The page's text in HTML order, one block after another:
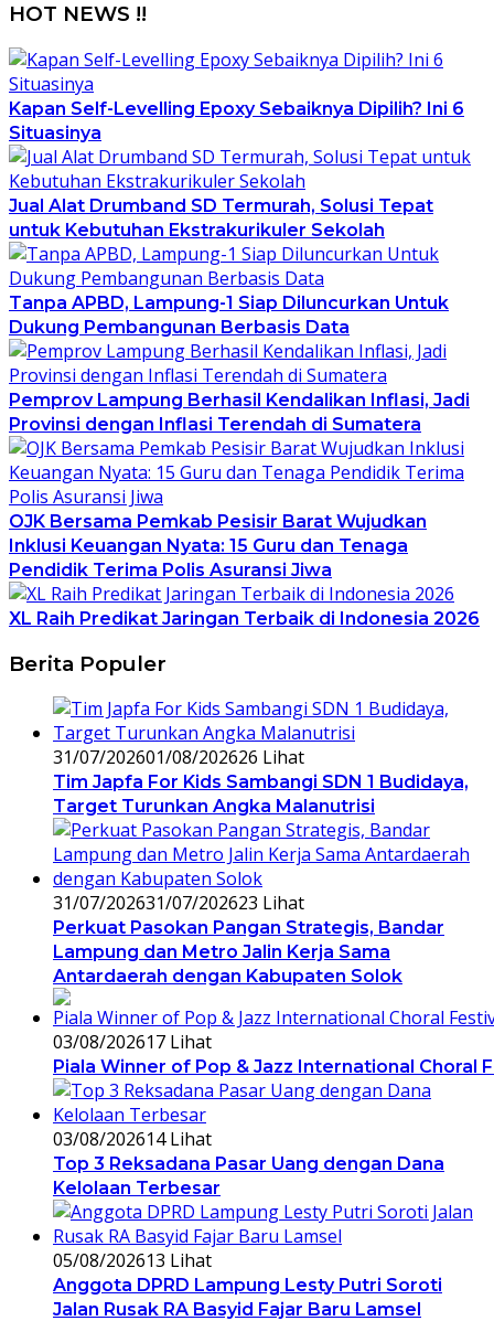
HOT NEWS !!
Kapan Self-Levelling Epoxy Sebaiknya Dipilih? Ini 6
Situasinya
Jual Alat Drumband SD Termurah, Solusi Tepat
untuk Kebutuhan Ekstrakurikuler Sekolah
Tanpa APBD, Lampung-1 Siap Diluncurkan Untuk
Dukung Pembangunan Berbasis Data
Pemprov Lampung Berhasil Kendalikan Inflasi, Jadi
Provinsi dengan Inflasi Terendah di Sumatera
OJK Bersama Pemkab Pesisir Barat Wujudkan
Inklusi Keuangan Nyata: 15 Guru dan Tenaga
Pendidik Terima Polis Asuransi Jiwa
XL Raih Predikat Jaringan Terbaik di Indonesia 2026
Berita Populer
31/07/202601/08/202626 Lihat
Tim Japfa For Kids Sambangi SDN 1 Budidaya,
Target Turunkan Angka Malanutrisi
31/07/202631/07/202623 Lihat
Perkuat Pasokan Pangan Strategis, Bandar
Lampung dan Metro Jalin Kerja Sama
Antardaerah dengan Kabupaten Solok
03/08/202617 Lihat
Piala Winner of Pop & Jazz International Choral
03/08/202614 Lihat
Top 3 Reksadana Pasar Uang dengan Dana
Kelolaan Terbesar
05/08/202613 Lihat
Anggota DPRD Lampung Lesty Putri Soroti
Jalan Rusak RA Basyid Fajar Baru Lamsel